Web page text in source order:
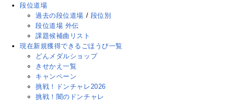
段位道場
過去の段位道場 / 段位別
段位道場 外伝
課題候補曲リスト
現在新規獲得できるごほうび一覧
どんメダルショップ
きせかえ一覧
キャンペーン
挑戦！ドンチャレ2026
挑戦！闇のドンチャレ